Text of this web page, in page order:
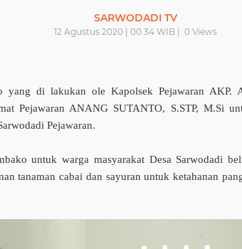
SARWODADI TV
12 Agustus 2020 | 00.34 WIB | 0Views
yang di lakukan ole Kapolsek Pejawaran AKP.
Pejawaran ANANG SUTANTO, S.STP, M.Si
Pejawaran.
untuk warga masyarakat Desa Sarwodadi
tanaman cabai dan sayuran untuk ketahanan